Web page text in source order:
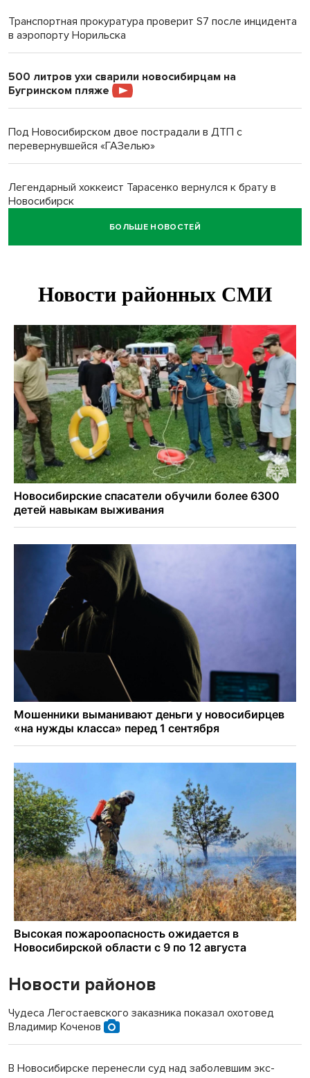
Транспортная прокуратура проверит S7 после инцидента
в аэропорту Норильска
500 литров ухи сварили новосибирцам на
Бугринском пляже
Под Новосибирском двое пострадали в ДТП с
перевернувшейся «ГАЗелью»
Легендарный хоккеист Тарасенко вернулся к брату в
Новосибирск
Новосибирец подарил «боевую десятку» для эвакуации
В Новосибирске корпорация кукол из США подала в суд
В Новосибирске минздрав объявил бесплатную
диспансеризацию для 65-летних
В Новосибирске врачи прооперировали 25 тысяч
пациентов с катарактой
БОЛЬШЕ НОВОСТЕЙ
Новости районов
Чудеса Легостаевского заказника показал охотовед
Владимир Коченов
В Новосибирске перенесли суд над заболевшим экс-